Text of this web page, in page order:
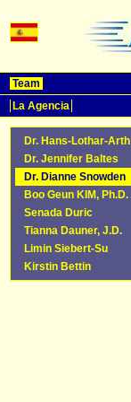
Team
La Agencia
Dr. Hans-Lothar-Arth
Dr. Jennifer Baltes
Dr. Dianne Snowden
Boo Geun KIM, Ph.D.
Senada Duric
Tianna Dauner, J.D.
Limin Siebert-Su
Kirstin Bettin